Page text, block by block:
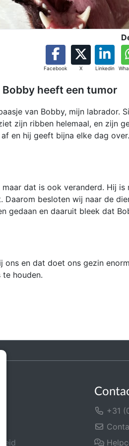
Facebook X Linkedin
Bobby heeft een tumor
van Bobby, mijn labrador.
zijn ribben helemaal, en zijn
en hij geeft bijna elke dag
dat is ook veranderd. Hij
Daarom besloten wij naar de
gedaan en daaruit bleek dat
ons en dat doet ons gezin
houden.
+31